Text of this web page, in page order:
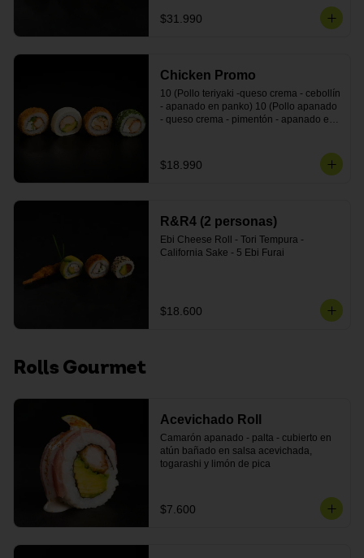
crema) 10 (Camarón - queso crema -
cebollín - envuelto en masa tempura) 10
envuelto en masa tempura) 10
(Pimentón - queso crema - cebollín -
envuelto en masa tempura)
$31.990
Chicken Promo
10 (Pollo teriyaki -queso crema - cebollín
- apanado en panko) 10 (Pollo apanado
- queso crema - pimentón - apanado en
10 (Pollo teriyaki - palta - envuelto en
queso crema)
$18.990
R&R4 (2 personas)
Ebi Cheese Roll - Tori Tempura -
California Sake - 5 Ebi Furai
$18.600
Rolls Gourmet
Acevichado Roll
Camarón apanado - palta - cubierto en
atún bañado en salsa acevichada,
togarashi y limón de pica
$7.600